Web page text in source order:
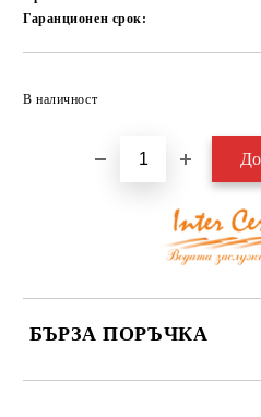
Гаранционен срок:
В наличност
БЪРЗА ПОРЪЧКА